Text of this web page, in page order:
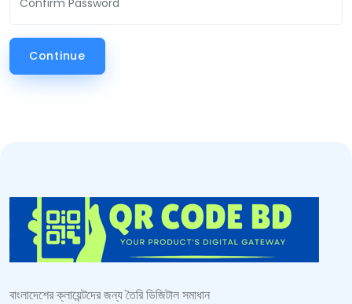
Continue
বাংলাদেশের ক্লায়েন্টদের জন্য তৈরি ডিজিটাল সমাধান